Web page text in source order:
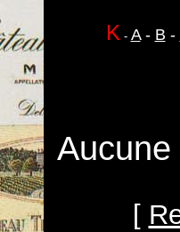
K- A- B -
[